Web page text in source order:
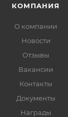
КОМПАНИЯ
О компании
Новости
Отзывы
Вакансии
Контакты
Документы
Награды